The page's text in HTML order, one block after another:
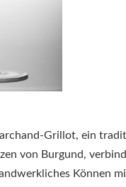
Grillot, ein
von Burgund,
Können